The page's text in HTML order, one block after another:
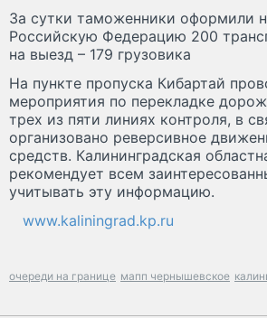
За сутки таможенники оформили
Российскую Федерацию 200
на выезд – 179 грузовика
На пункте пропуска Кибартай
мероприятия по перекладке
трех из пяти линиях контроля, в
организовано реверсивное
средств. Калининградская
рекомендует всем
учитывать эту информацию.
www.kaliningrad.kp.ru
очереди на границе мапп чернышевское